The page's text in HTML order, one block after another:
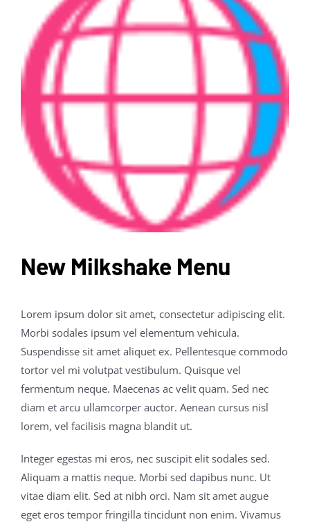
Contatti
Image
New Milkshake Menu
Lorem ipsum dolor sit amet, consectetur adipiscing elit.
Morbi sodales ipsum vel elementum vehicula.
Suspendisse sit amet aliquet ex. Pellentesque commodo
tortor vel mi volutpat vestibulum. Quisque vel
fermentum neque. Maecenas ac velit quam. Sed nec
diam et arcu ullamcorper auctor. Aenean cursus nisl
lorem, vel facilisis magna blandit ut.
Integer egestas mi eros, nec suscipit elit sodales sed.
Aliquam a mattis neque. Morbi sed dapibus nunc. Ut
vitae diam elit. Sed at nibh orci. Nam sit amet augue
eget eros tempor fringilla tincidunt non enim. Vivamus